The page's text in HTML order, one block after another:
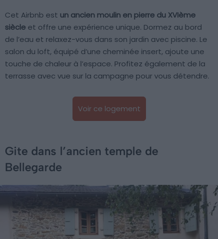
Cet Airbnb est un ancien moulin en pierre du XVIème
siècle et offre une expérience unique. Dormez au bord
de l’eau et relaxez-vous dans son jardin avec piscine. Le
salon du loft, équipé d’une cheminée insert, ajoute une
touche de chaleur à l’espace. Profitez également de la
terrasse avec vue sur la campagne pour vous détendre.
Voir ce logement
Gite dans l’ancien temple de
Bellegarde